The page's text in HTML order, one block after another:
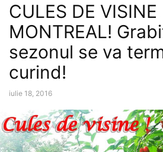
CULES DE
MONTREAL!
sezonul se va
curind!
iulie 18, 2016